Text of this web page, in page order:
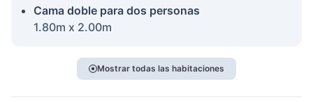
Cama doble para dos personas
1.80m x 2.00m
Mostrar todas las habitaciones